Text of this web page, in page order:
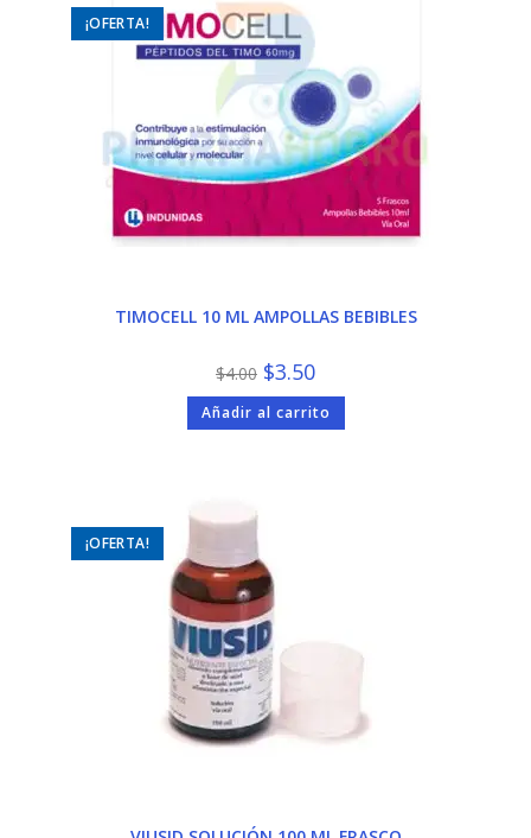
¡OFERTA!
TIMOCELL 10 ML AMPOLLAS BEBIBLES
$4.00 El
precio
original
era:
$4.00.
$3.50El
precio
actual
es:
$3.50.
Añadir al carrito
¡OFERTA!